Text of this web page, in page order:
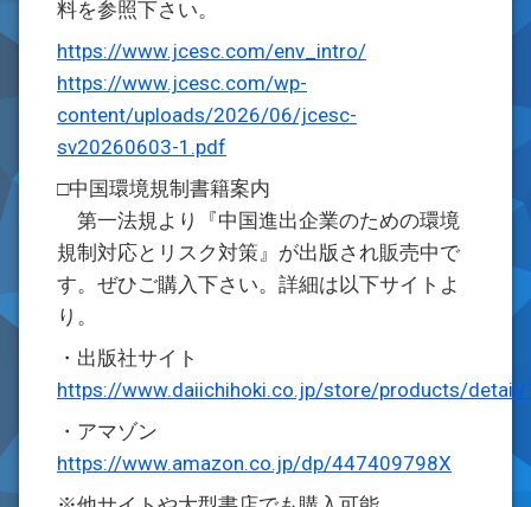
料を参照下さい。
https://www.jcesc.com/env_intro/
https://www.jcesc.com/wp-
content/uploads/2026/06/jcesc-
sv20260603-1.pdf
□中国環境規制書籍案内
第一法規より『中国進出企業のための環境
規制対応とリスク対策』が出版され販売中で
す。ぜひご購入下さい。詳細は以下サイトよ
り。
・出版社サイト
https://www.daiichihoki.co.jp/store/products/
・アマゾン
https://www.amazon.co.jp/dp/447409798X